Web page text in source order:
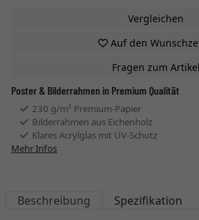
Vergleichen
Auf den
Fragen zum Artikel
Poster & Bilderrahmen in Premium Qualität
230 g/m² Premium-Papier
Bilderrahmen aus Eichenholz
Klares Acrylglas mit UV-Schutz
Mehr Infos
Beschreibung
Spezifikation